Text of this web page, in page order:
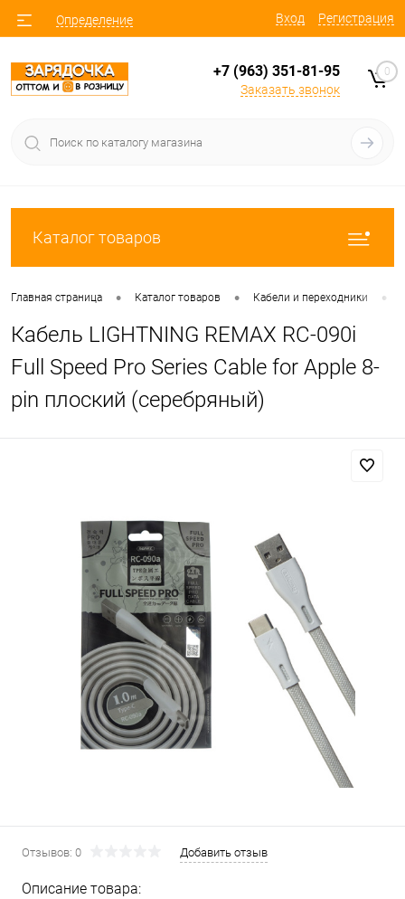
Вход Регистрация
Определение
+7 (963) 351-81-95
Заказать звонок
0
Каталог товаров
Главная страница • Каталог товаров • Кабели и переходники •
Кабель LIGHTNING REMAX RC-090i
Full Speed Pro Series Cable for Apple 8-
pin плоский (серебряный)
Отзывов: 0 Добавить отзыв
Описание товара: